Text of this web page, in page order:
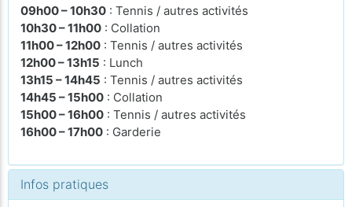
09h00 – 10h30 : Tennis / autres activités
10h30 – 11h00 : Collation
11h00 – 12h00 : Tennis / autres activités
12h00 – 13h15 : Lunch
13h15 – 14h45 : Tennis / autres activités
14h45 – 15h00 : Collation
15h00 – 16h00 : Tennis / autres activités
16h00 – 17h00 : Garderie
Infos pratiques